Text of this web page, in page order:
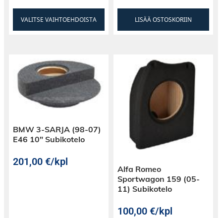
VALITSE VAIHTOEHDOISTA LISÄÄ OSTOSKORIIN
BMW 3-SARJA (98-07)
E46 10″ Subikotelo
201,00€/kpl
Alfa Romeo
Sportwagon 159 (05-
11) Subikotelo
100,00€/kpl